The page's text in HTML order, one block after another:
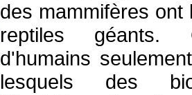
des mammifères
reptiles géants.
d'humains
lesquels des